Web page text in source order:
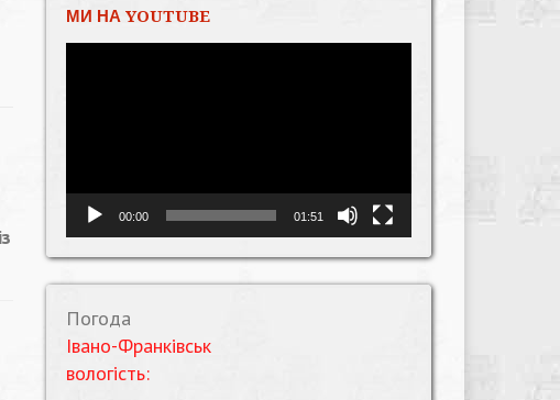
МИ НА YOUTUBE
00:00 01:51
Погода
Івано-Франківськ
вологість: